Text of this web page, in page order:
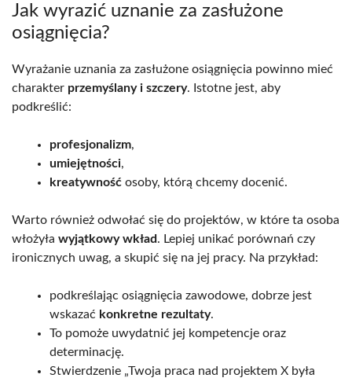
Jak wyrazić uznanie za zasłużone
osiągnięcia?
Wyrażanie uznania za zasłużone osiągnięcia powinno mieć
charakter przemyślany i szczery. Istotne jest, aby
podkreślić:
profesjonalizm,
umiejętności,
kreatywność osoby, którą chcemy docenić.
Warto również odwołać się do projektów, w które ta osoba
włożyła wyjątkowy wkład. Lepiej unikać porównań czy
ironicznych uwag, a skupić się na jej pracy. Na przykład:
podkreślając osiągnięcia zawodowe, dobrze jest
wskazać konkretne rezultaty.
To pomoże uwydatnić jej kompetencje oraz
determinację.
Stwierdzenie „Twoja praca nad projektem X była